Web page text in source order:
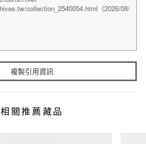
複製引用資訊
相關推薦藏品